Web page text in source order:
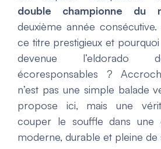
double championne du
deuxième année
ce titre prestigieux et
devenue l’eldorado
écoresponsables ?
n’est pas une simple balade
propose ici, mais une
couper le souffle dans une
moderne, durable et pleine de